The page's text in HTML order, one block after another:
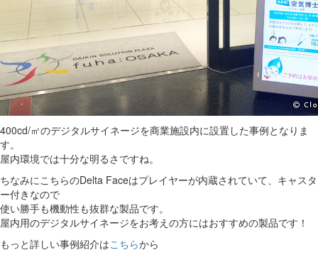
400cd/㎡のデジタルサイネージを商業施設内に設置した事例となりま
す。
屋内環境では十分な明るさですね。
ちなみにこちらのDelta Faceはプレイヤーが内蔵されていて、キャスタ
ー付きなので
使い勝手も機動性も抜群な製品です。
屋内用のデジタルサイネージをお考えの方にはおすすめの製品です！
もっと詳しい事例紹介はこちらから